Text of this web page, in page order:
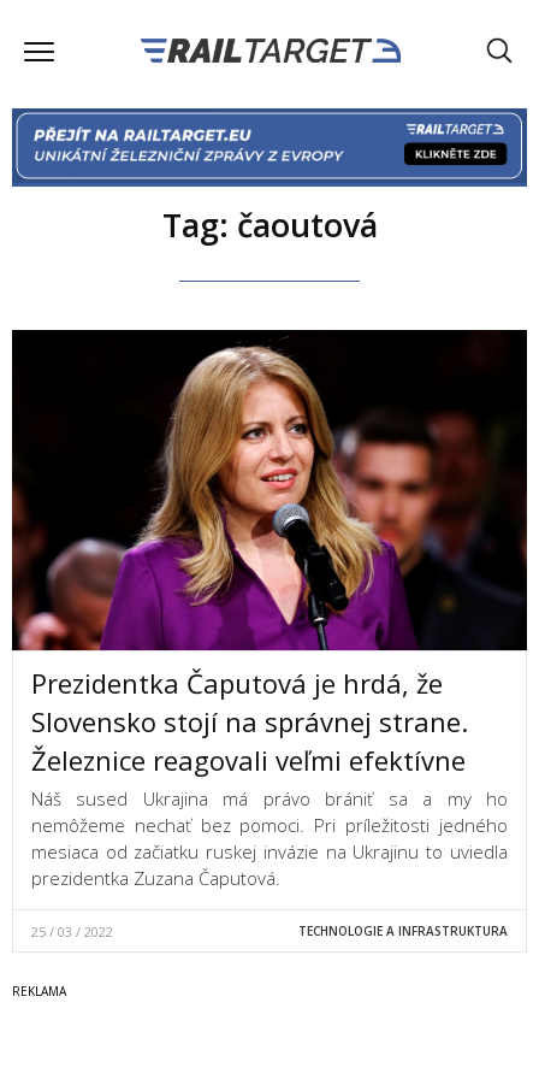
Tag: čaoutová
Prezidentka Čaputová je hrdá, že
Slovensko stojí na správnej strane.
Železnice reagovali veľmi efektívne
Náš sused Ukrajina má právo brániť sa a my ho
nemôžeme nechať bez pomoci. Pri príležitosti jedného
mesiaca od začiatku ruskej invázie na Ukrajinu to uviedla
prezidentka Zuzana Čaputová.
25 / 03 / 2022 TECHNOLOGIE A INFRASTRUKTURA